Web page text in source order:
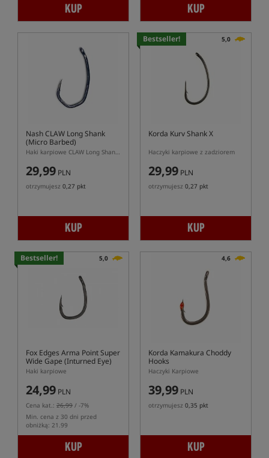
KUP KUP
Nash CLAW Long Shank
(Micro Barbed)
Haki karpiowe CLAW Long Shank z mikrozadziorem
29,99 PLN
otrzymujesz 0,27 pkt
KUP
Bestseller! 5,0
Korda Kurv Shank X
Haczyki karpiowe z zadziorem
29,99 PLN
otrzymujesz 0,27 pkt
KUP
Bestseller! 5,0
Fox Edges Arma Point Super
Wide Gape (Inturned Eye)
Hooks
Haki karpiowe
24,99 PLN
Cena kat.: 26,99 / -7%
Min. cena z 30 dni przed
obniżką: 21.99
KUP
4,6
Korda Kamakura Choddy
Hooks
Haczyki Karpiowe
39,99 PLN
otrzymujesz 0,35 pkt
KUP